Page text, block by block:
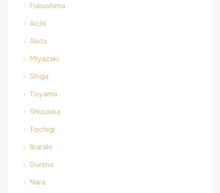
Fukushima
Aichi
Akita
Miyazaki
Shiga
Toyama
Shizuoka
Tochigi
Ibaraki
Gunma
Nara